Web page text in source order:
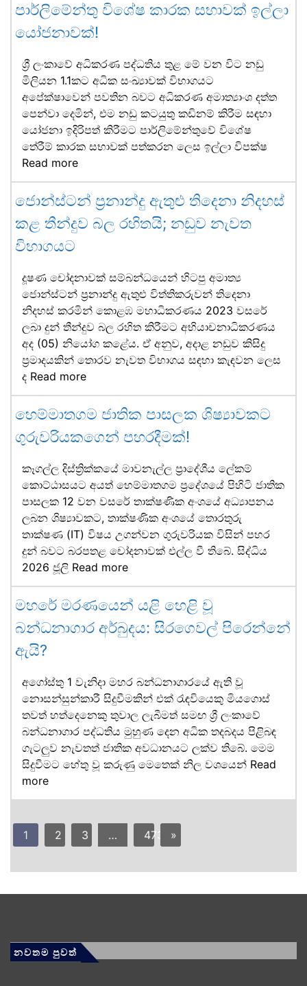
පාර්ලිමේන්තු විශේෂ කාරක සභාවක් ඉල්ලා
යෝජනාවක්!
ශ්‍රී ලංකාවේ අධිකරණ පද්ධතිය තුළ මේ වන විට නඩු
මිලියන 1.1කට අධික සංඛ්‍යාවක් විභාගයට
අපේක්ෂාවෙන් පවතින බවට අධිකරණ අමාත්‍යාංශ දත්ත
පෙන්වා දෙමින්, එම නඩු කටයුතු කඩිනම් කිරීම සඳහා
යෝජනා ඉදිරිපත් කිරීමට පාර්ලිමේන්තුවේ විශේෂ
තේරීම් කාරක සභාවක් පත්කරන ලෙස ඉල්ලා විපක්ෂ
Read more
ජොන්ස්ටන් ප්‍රනාන්දු ඇතුළු තිදෙනා නිදහස්
කළ තීන්දුව බල රහිතයි; නඩුව නැවත
විභාගයට
දූෂණ චෝදනාවක් සම්බන්ධයෙන් හිටපු අමාත්‍ය
ජොන්ස්ටන් ප්‍රනාන්දු ඇතුළු විත්තිකරුවන් තිදෙනා
නිදහස් කරමින් කොළඹ මහාධිකරණය 2023 වසරේ
ලබා දුන් තීන්දුව බල රහිත කිරීමට අභියාචනාධිකරණය
අද (05) නියෝග කළේය. ඒ අනුව, අදාළ නඩුව කිසිදු
ප්‍රමාදයකින් තොරව නැවත විභාගය සඳහා කැඳවන ලෙස
ද Read more
හෙම්මාතගම ජාතික පාසලක ශිෂ්‍යාවකට
ගුරුවරියකගෙන් පහරදීමක්!
කෑගල්ල දිස්ත්‍රික්කයේ මාවනැල්ල ප්‍රාදේශීය ලේකම්
කොට්ඨාසයට අයත් හෙම්මාතගම ප්‍රදේශයේ පිහිටි ජාතික
පාසලක 12 වන වසරේ තාක්ෂණික අංශයේ අධ්‍යාපනය
ලබන ශිෂ්‍යාවකට, තාක්ෂණික අංශයේ තොරතුරු
තාක්ෂණ (IT) විෂය උගන්වන ගුරුවරියක විසින් පහර
දුන් බවට බරපතළ චෝදනාවක් එල්ල වී තිබේ. සිද්ධිය
2026 ජූලි Read more
මහරේ මරණයෙන් යළි හෙළි වූ
බන්ධනාගාර අර්බුදය: සිරගෙවල් පිරෙන්නේ
ඇයි?
අගෝස්තු 1 වැනිදා මහර බන්ධනාගාරයේ ඇති වූ
නොසන්සුන්කාරී සිදුවීමකින් එක් රැඳවියෙකු මියගොස්
තවත් හත්දෙනෙකු තුවාල ලැබීමත් සමඟ ශ්‍රී ලංකාවේ
බන්ධනාගාර පද්ධතිය මුහුණ දෙන අධික තදබදය පිළිබඳ
ගැටලුව නැවතත් ජාතික අවධානයට ලක්ව තිබේ. මෙම
සිදුවීමට හේතු වූ කරුණු මෙතෙක් නිල වශයෙන් Read
more
1 2 3 … 473 »
නවතම පුවත්